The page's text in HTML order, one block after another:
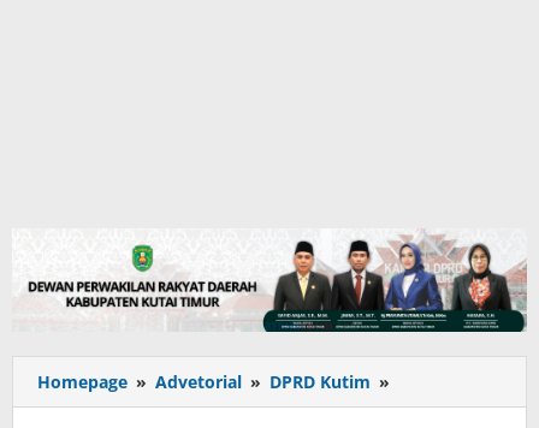
Homepage » Advetorial » DPRD Kutim »
Firdaus,